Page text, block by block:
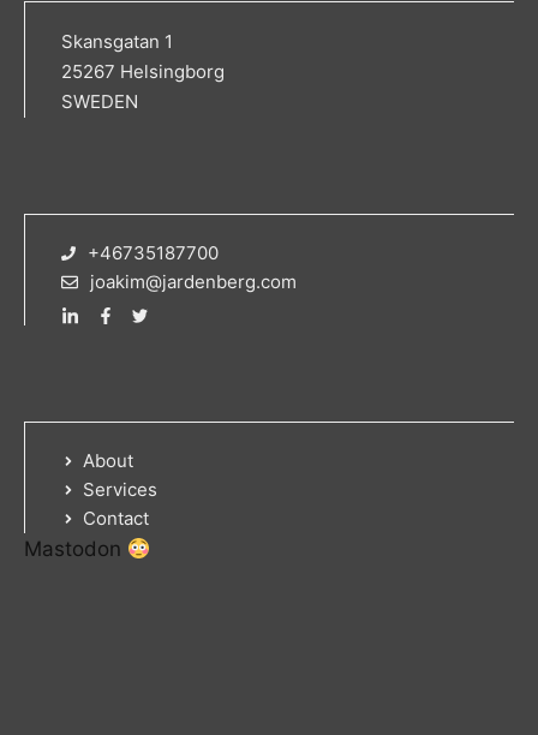
Skansgatan 1
25267 Helsingborg
SWEDEN
+46735187700
joakim@jardenberg.com
About
Services
Contact
Mastodon